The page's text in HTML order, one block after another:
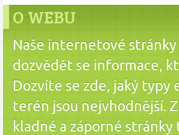
O WEBU
Naše internetové
dozvědět se informace,
Dozvíte se zde, jaký typy
terén jsou nejvhodnější.
kladné a záporné stránky